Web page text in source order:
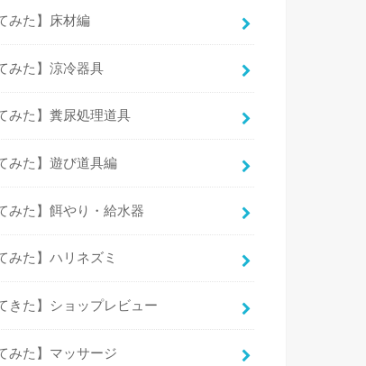
みた】床材編
みた】涼冷器具
みた】糞尿処理道具
みた】遊び道具編
みた】餌やり・給水器
みた】ハリネズミ
きた】ショップレビュー
みた】マッサージ